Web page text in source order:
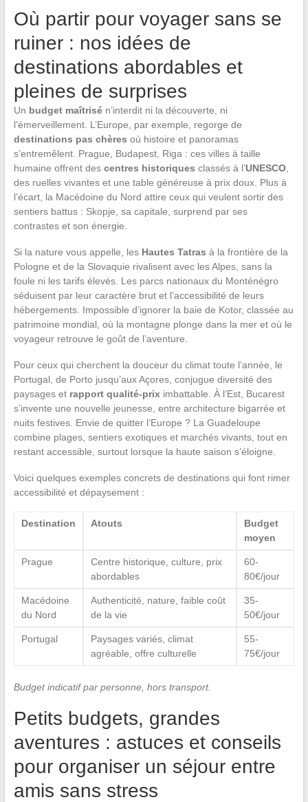
Où partir pour voyager sans se
ruiner : nos idées de
destinations abordables et
pleines de surprises
Un budget maîtrisén’interdit ni la découverte, ni
l’émerveillement. L’Europe, par exemple, regorge de
destinations pas chères où histoire et panoramas
s’entremêlent. Prague, Budapest, Riga : ces villes à taille
humaine offrent des centres historiques classés à l’UNESCO,
des ruelles vivantes et une table généreuse à prix doux. Plus à
l’écart, la Macédoine du Nord attire ceux qui veulent sortir des
sentiers battus : Skopje, sa capitale, surprend par ses
contrastes et son énergie.
Si la nature vous appelle, les Hautes Tatras à la frontière de la
Pologne et de la Slovaquie rivalisent avec les Alpes, sans la
foule ni les tarifs élevés. Les parcs nationaux du Monténégro
séduisent par leur caractère brut et l’accessibilité de leurs
hébergements. Impossible d’ignorer la baie de Kotor, classée au
patrimoine mondial, où la montagne plonge dans la mer et où le
voyageur retrouve le goût de l’aventure.
Pour ceux qui cherchent la douceur du climat toute l’année, le
Portugal, de Porto jusqu’aux Açores, conjugue diversité des
paysages et rapport qualité-priximbattable. À l’Est, Bucarest
s’invente une nouvelle jeunesse, entre architecture bigarrée et
nuits festives. Envie de quitter l’Europe ? La Guadeloupe
combine plages, sentiers exotiques et marchés vivants, tout en
restant accessible, surtout lorsque la haute saison s’éloigne.
Voici quelques exemples concrets de destinations qui font rimer
accessibilité et dépaysement :
Destination Atouts
Budget
moyen
Prague
Centre historique, culture, prix
abordables
60-
80€/jour
Macédoine
du Nord
Authenticité, nature, faible coût
de la vie
35-
50€/jour
Portugal
Paysages variés, climat
agréable, offre culturelle
55-
75€/jour
Budget indicatif par personne, hors transport.
Petits budgets, grandes
aventures : astuces et conseils
pour organiser un séjour entre
amis sans stress